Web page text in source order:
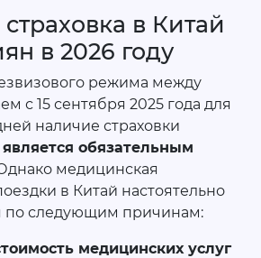
в Китай
в 2026 году
режима между
с 15 сентября 2025 года для
наличие страховки
обязательным
медицинская
в Китай настоятельно
по следующим причинам:
медицинских услуг